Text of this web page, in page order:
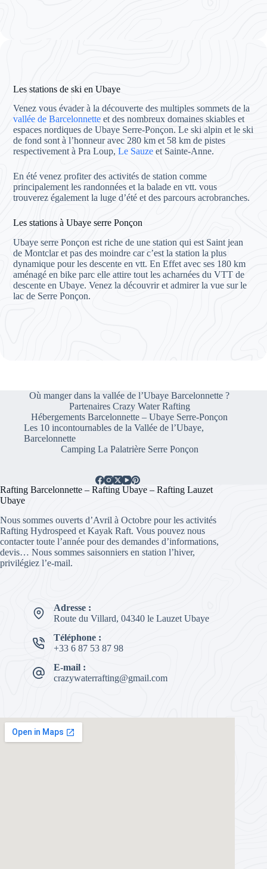
Les stations de ski en Ubaye
Venez vous évader à la découverte des multiples sommets de la
vallée de Barcelonnette et des nombreux domaines skiables et
espaces nordiques de Ubaye Serre-Ponçon. Le ski alpin et le ski
de fond sont à l’honneur avec 280 km et 58 km de pistes
respectivement à Pra Loup,Le Sauze et Sainte-Anne.
En été venez profiter des activités de station comme
principalement les randonnées et la balade en vtt. vous
trouverez également la luge d’été et des parcours acrobranches.
Les stations à Ubaye serre Ponçon
Ubaye serre Ponçon est riche de une station qui est Saint jean
de Montclar et pas des moindre car c’est la station la plus
dynamique pour les descente en vtt. En Effet avec ses 180 km
aménagé en bike parc elle attire tout les acharnées du VTT de
descente en Ubaye. Venez la découvrir et admirer la vue sur le
lac de Serre Ponçon.
Où manger dans la vallée de l’Ubaye Barcelonnette ?
Partenaires Crazy Water Rafting
Hébergements Barcelonnette – Ubaye Serre-Ponçon
Les 10 incontournables de la Vallée de l’Ubaye,
Barcelonnette
Camping La Palatrière Serre Ponçon
Rafting Barcelonnette – Rafting Ubaye – Rafting Lauzet
Ubaye
Nous sommes ouverts d’Avril à Octobre pour les activités
Rafting Hydrospeed et Kayak Raft. Vous pouvez nous
contacter toute l’année pour des demandes d’informations,
devis… Nous sommes saisonniers en station l’hiver,
privilégiez l’e-mail.
Adresse :
Route du Villard, 04340 le Lauzet Ubaye
Téléphone :
+33 6 87 53 87 98
E-mail :
crazywaterrafting@gmail.com